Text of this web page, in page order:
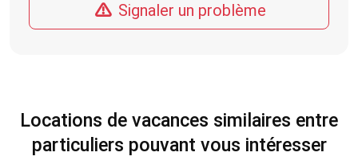
Signaler un problème
Locations de vacances similaires entre
particuliers pouvant vous intéresser